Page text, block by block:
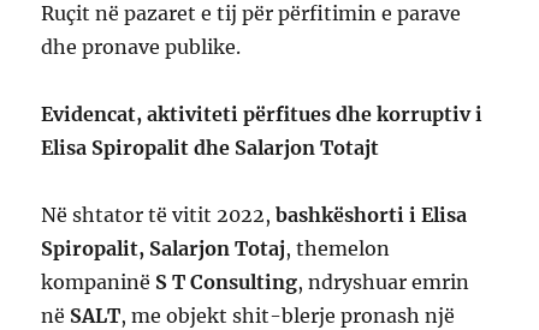
Ruçit në pazaret e tij për përfitimin e parave
dhe pronave publike.
Evidencat, aktiviteti përfitues dhe korruptiv i
Elisa Spiropalit dhe Salarjon Totajt
Në shtator të vitit 2022,bashkëshorti i Elisa
Spiropalit, Salarjon Totaj, themelon
kompaninë S T Consulting, ndryshuar emrin
në SALT, me objekt shit-blerje pronash një